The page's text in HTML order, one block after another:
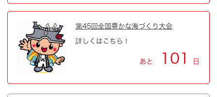
第45回全国豊かな海づくり大会
詳しくはこちら！
あと 101 日